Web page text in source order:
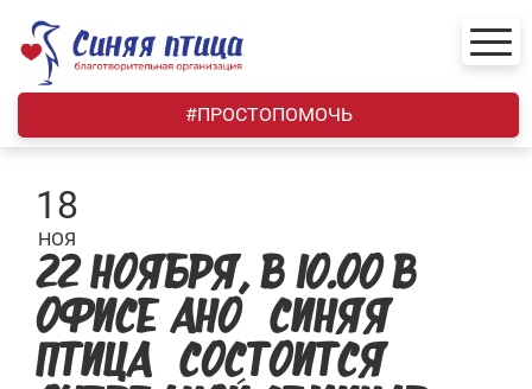
content
#ПРОСТОПОМОЧЬ
18
НОЯ
22 НОЯБРЯ, В 10.00 В
ОФИСЕ АНО «СИНЯЯ
ПТИЦА» СОСТОИТСЯ